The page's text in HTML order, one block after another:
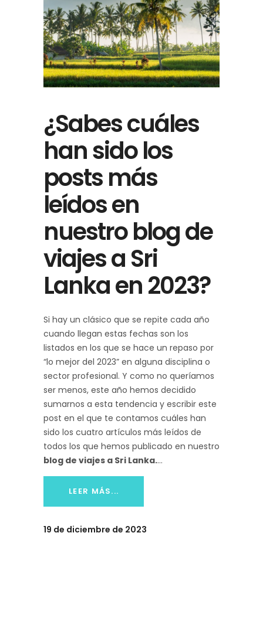
¿Sabes cuáles
han sido los
posts más
leídos en
nuestro blog de
viajes a Sri
Lanka en 2023?
Si hay un clásico que se repite cada año
cuando llegan estas fechas son los
listados en los que se hace un repaso por
“lo mejor del 2023” en alguna disciplina o
sector profesional. Y como no queríamos
ser menos, este año hemos decidido
sumarnos a esta tendencia y escribir este
post en el que te contamos cuáles han
sido los cuatro artículos más leídos de
todos los que hemos publicado en nuestro
blog de viajes a Sri Lanka.
LEER MÁS...
19 de diciembre de 2023